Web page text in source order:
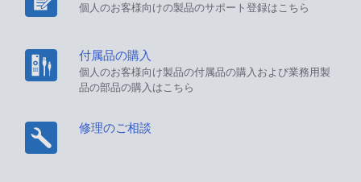
個人のお客様向けの製品のサポート登録はこちら
付属品の購入
個人のお客様向け製品の付属品の購入および業務用製
品の部品の購入はこちら
修理のご相談